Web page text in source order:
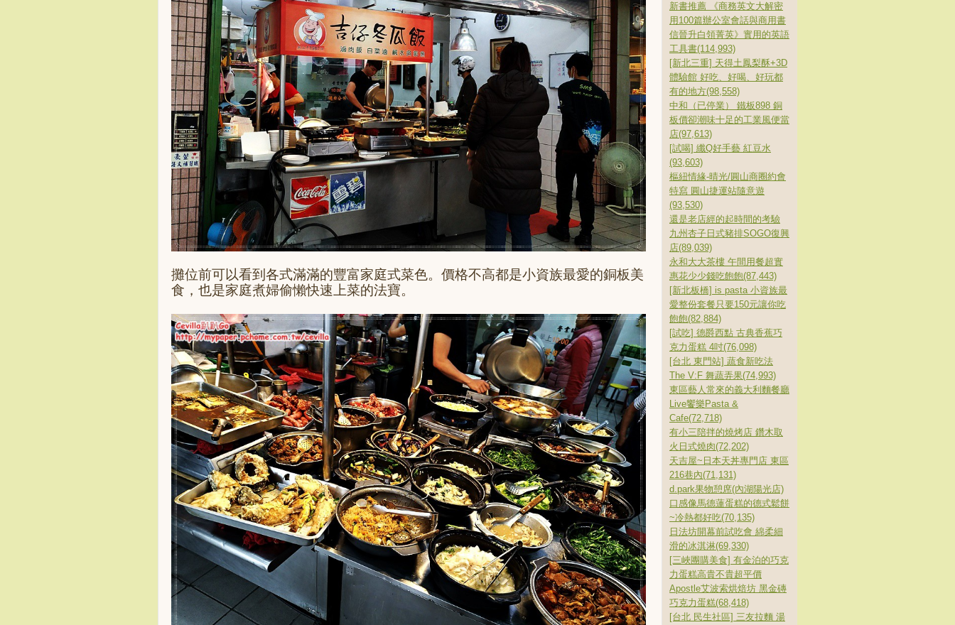
攤位前可以看到各式滿滿的豐富家庭式菜色。價格不高都是小資族最愛的銅板美
食，也是家庭煮婦偷懶快速上菜的法寶。
新書推薦 《商務英文大解密
用100篇辦公室會話與商用書
信晉升白領菁英》實用的英語
工具書(114,993)
[新北三重] 天得土鳳梨酥+3D
體驗館 好吃、好喝、好玩都
有的地方(98,558)
中和（已停業） 鐵板898 銅
板價卻潮味十足的工業風便當
店(97,613)
[試喝] 纖Q好手藝 紅豆水
(93,603)
樞紐情緣-晴光/圓山商圈約會
特寫 圓山捷運站隨意遊
(93,530)
還是老店經的起時間的考驗
九州杏子日式豬排SOGO復興
店(89,039)
永和大大茶樓 午間用餐超實
惠花少少錢吃飽飽(87,443)
[新北板橋] is pasta 小資族最
愛整份套餐只要150元讓你吃
飽飽(82,884)
[試吃] 德爵西點 古典香蕉巧
克力蛋糕 4吋(76,098)
[台北 東門站] 蔬食新吃法
The V:F 舞蔬弄果(74,993)
東區藝人常來的義大利麵餐廳
Live饗樂Pasta &
Cafe(72,718)
有小三陪拌的燒烤店 鑽木取
火日式燒肉(72,202)
天吉屋~日本天丼專門店 東區
216巷內(71,131)
d.park果物憩席(內湖陽光店)
口感像馬德蓮蛋糕的德式鬆餅
~冷熱都好吃(70,135)
日法坊開幕前試吃會 綿柔細
滑的冰淇淋(69,330)
[三峽團購美食] 有金泊的巧克
力蛋糕高貴不貴超平價
Apostle艾波索烘焙坊 黑金磚
巧克力蛋糕(68,418)
[台北 民生社區] 三友拉麵 湯